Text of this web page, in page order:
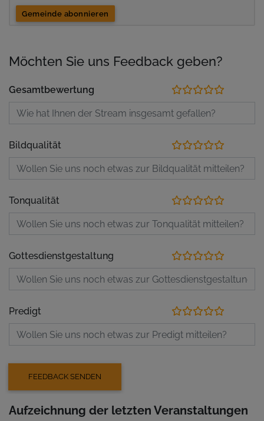
Gemeinde abonnieren
Möchten Sie uns Feedback geben?
Gesamtbewertung
Bildqualität
Tonqualität
Gottesdienstgestaltung
Predigt
Aufzeichnung der letzten Veranstaltungen